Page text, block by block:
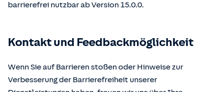
barrierefrei nutzbar ab Version 15.0.0.
Kontakt und Feedbackmöglichkeit
Wenn Sie auf Barrieren stoßen oder Hinweise zur
Verbesserung der Barrierefreiheit unserer